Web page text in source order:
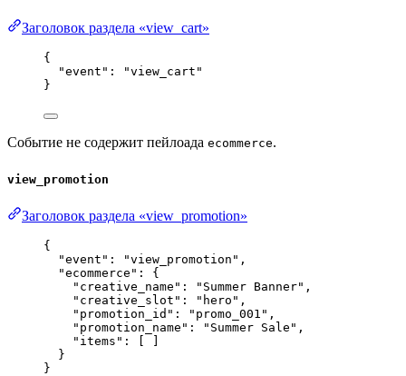
Заголовок раздела «view_cart»
{
"event" : "view_cart "
}
Событие не содержит пейлоада ecommerce.
view_promotion
Заголовок раздела «view_promotion»
{
"event" : "view_promotion " ,
"ecommerce" : {
"creative_name" : " Summer Banner" ,
"creative_slot" : " hero " ,
"promotion_id" : " promo_001 " ,
"promotion_name" : " Summer Sale " ,
"items" : [ ]
}
}